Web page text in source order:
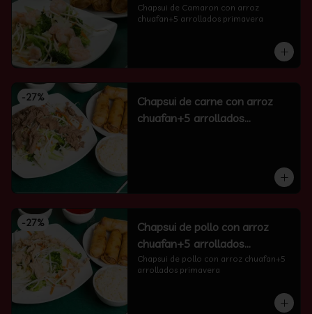
primavera
Chapsui de Camaron con arroz
chuafan+5 arrollados primavera
-27%
Chapsui de carne con arroz
chuafan+5 arrollados
-27%
Chapsui de pollo con arroz
chuafan+5 arrollados
primavera
Chapsui de pollo con arroz chuafan+5
arrollados primavera